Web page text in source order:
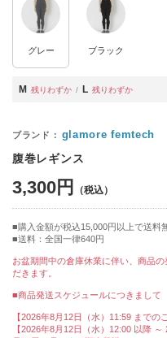
グレー ブラック
M 残りわずか L 残りわずか
glamore femtech
腹巻レギンス
3,300円
購入金額が税込15,000円以上で送料
送料：全国一律640円
お盆期間中の倉庫休業に伴い、商品
だきます。
■商品発送スケジュールにつきまして
【2026年8月12日（水）11:59 まで
【2026年8月12日（水）12:00 以降